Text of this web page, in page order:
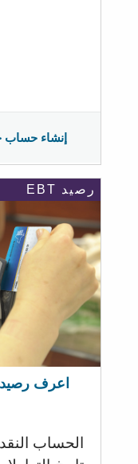
إنشاء حساب
رصيد EBT
اعرف رصيد EBT الخاص بك
الحساب